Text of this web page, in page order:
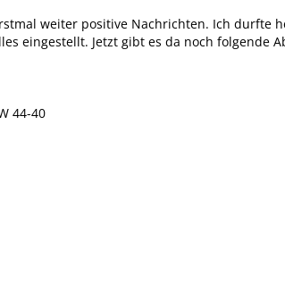
weiter positive Nachrichten. Ich durfte
eingestellt. Jetzt gibt es da noch folgende
44-40